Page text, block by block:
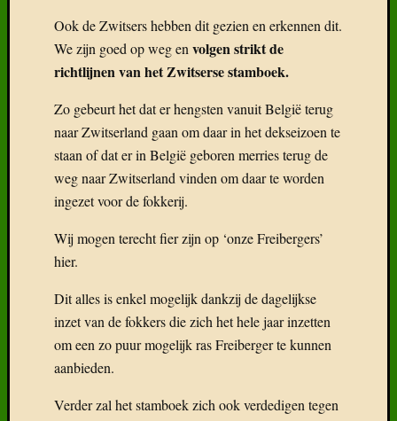
Ook de Zwitsers hebben dit gezien en erkennen dit.
We zijn goed op weg en volgen strikt de
richtlijnen van het Zwitserse stamboek.
Zo gebeurt het dat er hengsten vanuit België terug
naar Zwitserland gaan om daar in het dekseizoen te
staan of dat er in België geboren merries terug de
weg naar Zwitserland vinden om daar te worden
ingezet voor de fokkerij.
Wij mogen terecht fier zijn op ‘onze Freibergers’
hier.
Dit alles is enkel mogelijk dankzij de dagelijkse
inzet van de fokkers die zich het hele jaar inzetten
om een zo puur mogelijk ras Freiberger te kunnen
aanbieden.
Verder zal het stamboek zich ook verdedigen tegen